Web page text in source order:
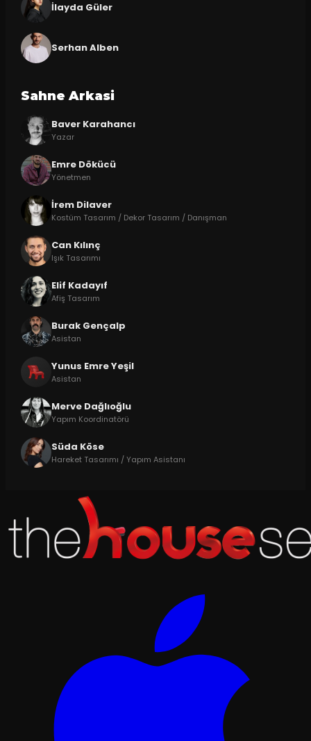
İlayda Güler
Serhan Alben
Sahne Arkasi
Baver Karahancı
Yazar
Emre Dökücü
Yönetmen
İrem Dilaver
Kostüm Tasarım / Dekor Tasarım / Danışman
Can Kılınç
Işık Tasarımı
Elif Kadayıf
Afiş Tasarım
Burak Gençalp
Asistan
Yunus Emre Yeşil
Asistan
Merve Dağlıoğlu
Yapım Koordinatörü
Süda Köse
Hareket Tasarımı / Yapım Asistanı